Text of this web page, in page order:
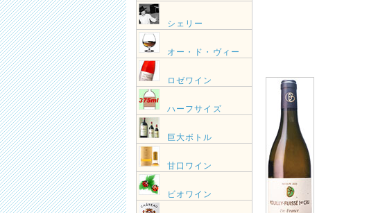
シェリー
オー・ド・ヴィー
ロゼワイン
ハーフサイズ
巨大ボトル
甘口ワイン
ビオワイン